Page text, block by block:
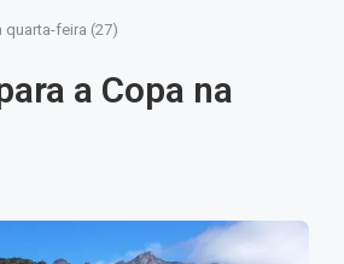
quarta-feira (27)
a Copa na